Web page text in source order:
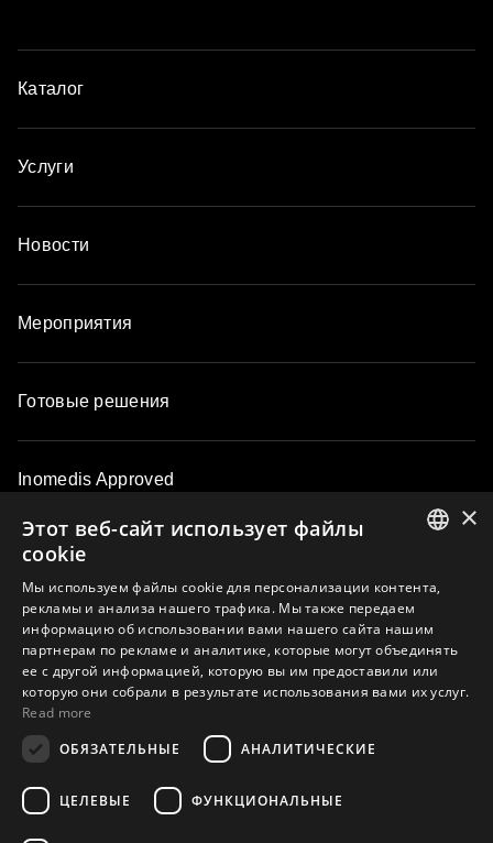
Каталог
Услуги
Новости
Мероприятия
Готовые решения
Inomedis Approved
Контакты
О компании
Подпишитесь на e-mail рассылку и узнавайте первыми об
эксклюзивных предложениях, новинках, наших
мероприятиях и мастер-классах
LATVIAN
LITHUANIAN
ESTONIAN
×
Этот веб-сайт использует файлы
cookie
Мы используем файлы cookie для персонализации контента,
рекламы и анализа нашего трафика. Мы также передаем
информацию об использовании вами нашего сайта нашим
партнерам по рекламе и аналитике, которые могут объединять
ее с другой информацией, которую вы им предоставили или
которую они собрали в результате использования вами их услуг.
Read more
ОБЯЗАТЕЛЬНЫЕ
АНАЛИТИЧЕСКИЕ
ЦЕЛЕВЫЕ ФУНКЦИОНАЛЬНЫЕ